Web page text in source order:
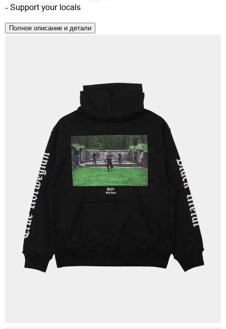
- Support your locals
Полное описание и детали